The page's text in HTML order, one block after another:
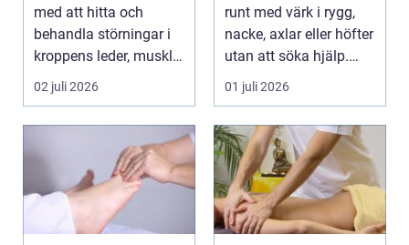
med att hitta och
behandla störningar i
kroppens leder, muskler
och nervsyste...
02 juli 2026
runt med värk i rygg,
nacke, axlar eller höfter
utan att söka hjälp.
Andra har ...
01 juli 2026